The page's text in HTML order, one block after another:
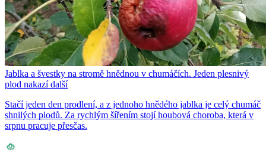
Jablka a švestky na stromě hnědnou v chumáčích. Jeden plesnivý
plod nakazí další
Stačí jeden den prodlení, a z jednoho hnědého jablka je celý chumáč
shnilých plodů. Za rychlým šířením stojí houbová choroba, která v
srpnu pracuje přesčas.